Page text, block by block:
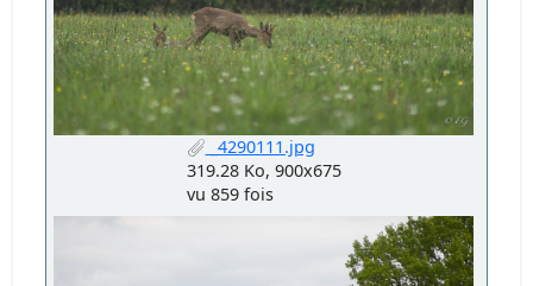
_4290111.jpg
319.28 Ko, 900x675
vu 859 fois